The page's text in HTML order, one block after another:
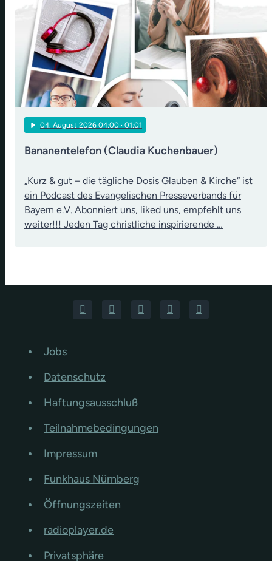
play_arrow 04. August 2026 04:00 · 01:01
Bananentelefon (Claudia Kuchenbauer)
„Kurz & gut – die tägliche Dosis Glauben & Kirche“ ist
ein Podcast des Evangelischen Presseverbands für
Bayern e.V. Abonniert uns, liked uns, empfehlt uns
weiter!!! Jeden Tag christliche inspirierende …
Jobs
Datenschutz
Haftungsausschluß
Teilnahmebedingungen
Impressum
Funkhaus Nürnberg
Öffnungszeiten
radioplayer.de
Privatsphäre